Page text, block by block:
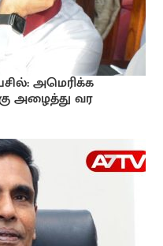
அமெரிக்க
அழைத்து வர